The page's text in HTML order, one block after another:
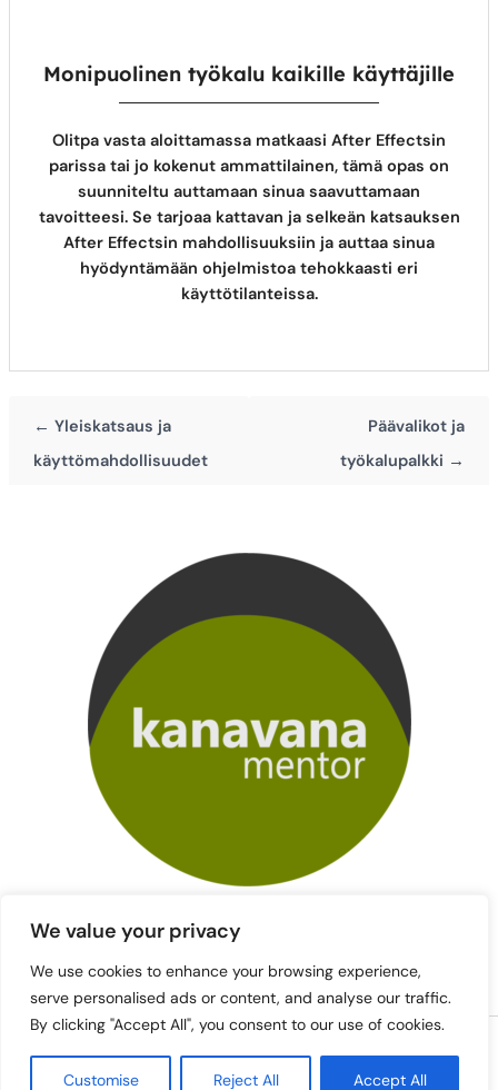
We value your privacy
We use cookies to enhance your browsing experience,
serve personalised ads or content, and analyse our traffic.
By clicking "Accept All", you consent to our use of cookies.
Customise Reject All Accept All
Monipuolinen työkalu kaikille käyttäjille
Olitpa vasta aloittamassa matkaasi After Effectsin
parissa tai jo kokenut ammattilainen, tämä opas on
suunniteltu auttamaan sinua saavuttamaan
tavoitteesi. Se tarjoaa kattavan ja selkeän katsauksen
After Effectsin mahdollisuuksiin ja auttaa sinua
hyödyntämään ohjelmistoa tehokkaasti eri
käyttötilanteissa.
← Yleiskatsaus ja
käyttömahdollisuudet
Päävalikot ja
työkalupalkki →